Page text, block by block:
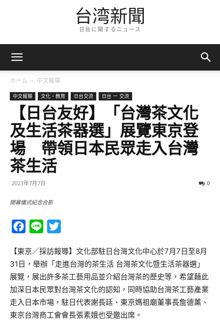
台湾新聞
日台に関するニュース
ホーム 中文報導
中文報導 文化・教育 日台交流 日台 ー 交流
【日台友好】「台灣茶文化
及生活茶器選」展覽東京登
場 帶領日本民眾走入台灣
茶生活
2023年7月7日 0
開幕儀式紀念合影
Facebook
Line
【東京／採訪報導】文化部駐日台灣文化中心於7月7日至8月
31日，舉辦「走進台灣的茶生活 台灣茶文化暨生活茶器選」
展覽，展出許多茶工藝用品並介紹台灣茶的歷史等，希望藉此
加深日本民眾對台灣茶文化的認知，同時協助台灣茶工藝產業
走入日本市場，駐日代表謝長廷、東京媽祖廟董事長詹德薰、
東京台灣商工會會長張素娥也受邀出席。